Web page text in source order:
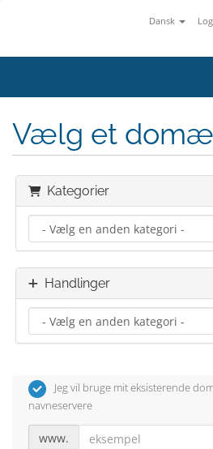
Dansk
Vælg et
Kategorier
Handlinger
Jeg vil bruge mit eksisterende
navneservere
www.